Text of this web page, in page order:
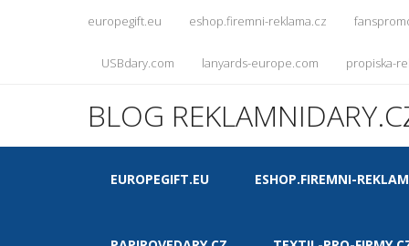
europegift.eu eshop.firemni-reklama.cz
USBdary.com lanyards-europe.com propiska-
BLOG
EUROPEGIFT.EU ESHOP.FIREMNI-